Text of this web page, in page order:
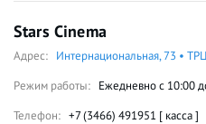
Stars Cinema
Адрес: Интернациональная, 73 •
Режим работы: Ежедневно с 10:00
Телефон: +7 (3466) 491951 [ касса ]